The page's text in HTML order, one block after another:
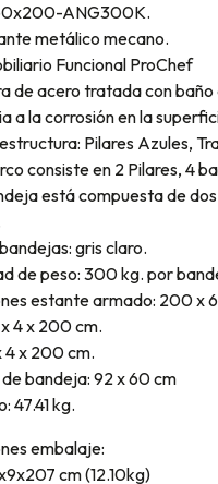
ANG300K.
metálico mecano.
Funcional ProChef
de acero tratada con
a la corrosión en la
Pilares Azules,
consiste en 2 Pilares, 4
está compuesta de
gris claro.
de peso: 300 kg. por
estante armado: 200 x
4 x 200 cm.
4 x 200 cm.
bandeja: 92 x 60 cm
47.41 kg.
embalaje:
cm (12.10kg)